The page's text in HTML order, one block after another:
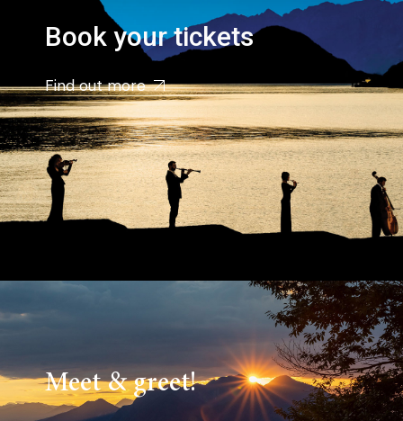
Book your tickets
Find out more
Meet & greet!